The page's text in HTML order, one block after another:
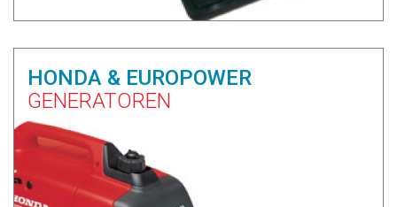
HONDA & EUROPOWER
GENERATOREN